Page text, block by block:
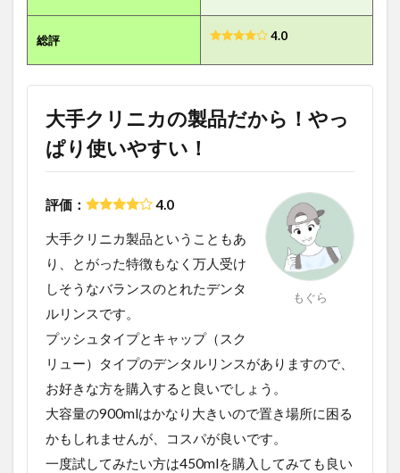
総評 4.0
大手クリニカの製品だから！やっ
ぱり使いやすい！
もぐら
評価： 4.0
大手クリニカ製品ということもあ
り、とがった特徴もなく万人受け
しそうなバランスのとれたデンタ
ルリンスです。
プッシュタイプとキャップ（スク
リュー）タイプのデンタルリンスがありますので、
お好きな方を購入すると良いでしょう。
大容量の900mlはかなり大きいので置き場所に困る
かもしれませんが、コスパが良いです。
一度試してみたい方は450mlを購入してみても良い